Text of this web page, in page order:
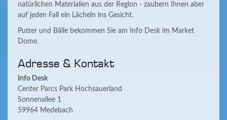
natürlichen Materialien aus der Region - zaubern Ihnen aber
auf jeden Fall ein Lächeln ins Gesicht.
Putter und Bälle bekommen Sie am Info Desk im Market
Dome.
Adresse & Kontakt
Info Desk
Center Parcs Park Hochsauerland
Sonnenallee 1
59964 Medebach